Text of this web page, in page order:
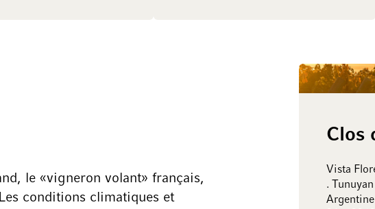
Clos
Vista
.
Argentine
le «vigneron volant» français,
conditions climatiques et